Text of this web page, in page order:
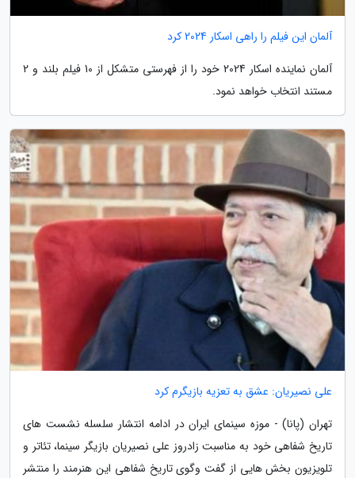
آلمان این فیلم را راهی اسکار 2024 کرد
آلمان نماینده اسکار 2024 خود را از فهرستی متشکل از 10 فیلم بلند و 2
مستند انتخاب خواهد نمود.
علی نصیریان: عشق به تعزیه بازیگرم کرد
تهران (پانا) - موزه سینمای ایران در ادامه انتشار سلسله نشست های
تاریخ شفاهی خود به مناسبت زادروز علی نصیریان بازیگر سینما، تئاتر و
تلویزیون بخش هایی از گفت وگوی تاریخ شفاهی این هنرمند را منتشر